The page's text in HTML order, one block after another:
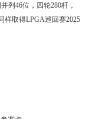
46位，四轮280杆，
样取得LPGA巡回赛2025